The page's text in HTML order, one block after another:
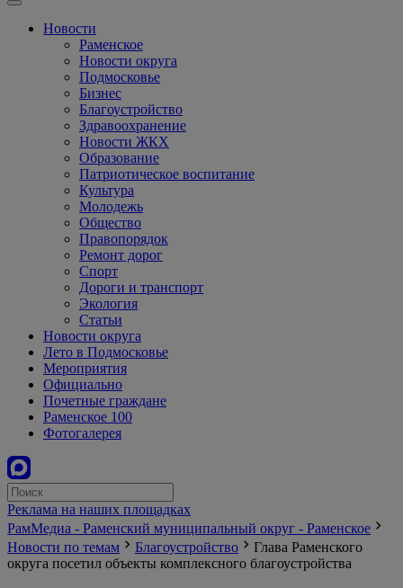
Новости
Раменское
Новости округа
Подмосковье
Бизнес
Благоустройство
Здравоохранение
Новости ЖКХ
Образование
Патриотическое воспитание
Культура
Молодежь
Общество
Правопорядок
Ремонт дорог
Спорт
Дороги и транспорт
Экология
Статьи
Новости округа
Лето в Подмосковье
Мероприятия
Официально
Почетные граждане
Раменское 100
Фотогалерея
Реклама на наших площадках
РамМедиа - Раменский муниципальный округ - Раменское
Новости по темам
Благоустройство
Глава Раменского
округа посетил объекты комплексного благоустройства